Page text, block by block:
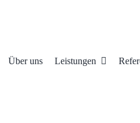
Über uns Leistungen